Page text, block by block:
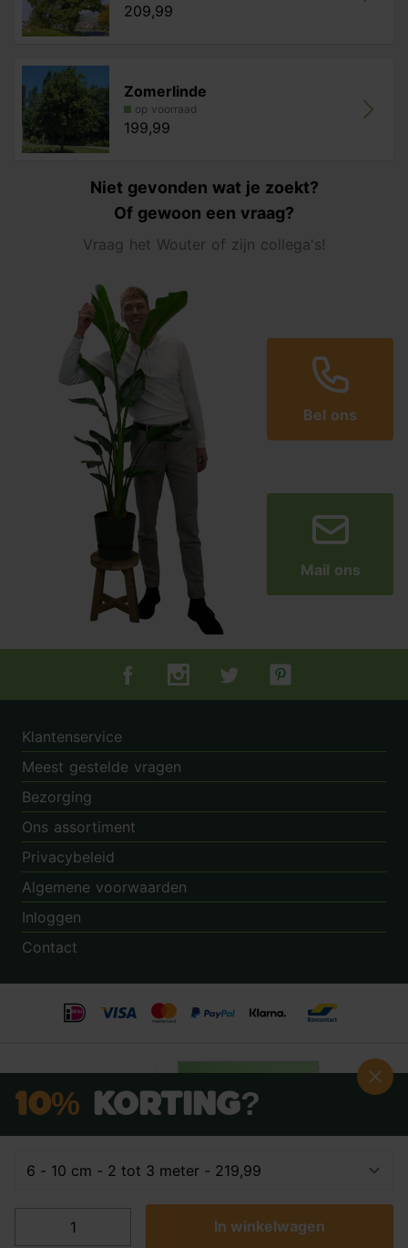
209,99
Zomerlinde
op voorraad
199,99
In winkelwagen
Niet gevonden wat je zoekt?
Of gewoon een vraag?
Vraag het Wouter of zijn collega's!
Bel ons
Mail ons
Tuincentrum.nl op Facebook
Tuincentrum.nl op Instagram
Tuincentrum.nl op Twitter
Tuincentrum.nl op
Klantenservice
Meest gestelde vragen
Bezorging
Ons assortiment
Privacybeleid
Algemene voorwaarden
Inloggen
Contact
© 2014 - 2026 - Tuincentrum.nl B.V.
10% Korting?
Ja, ik wil 10% korting